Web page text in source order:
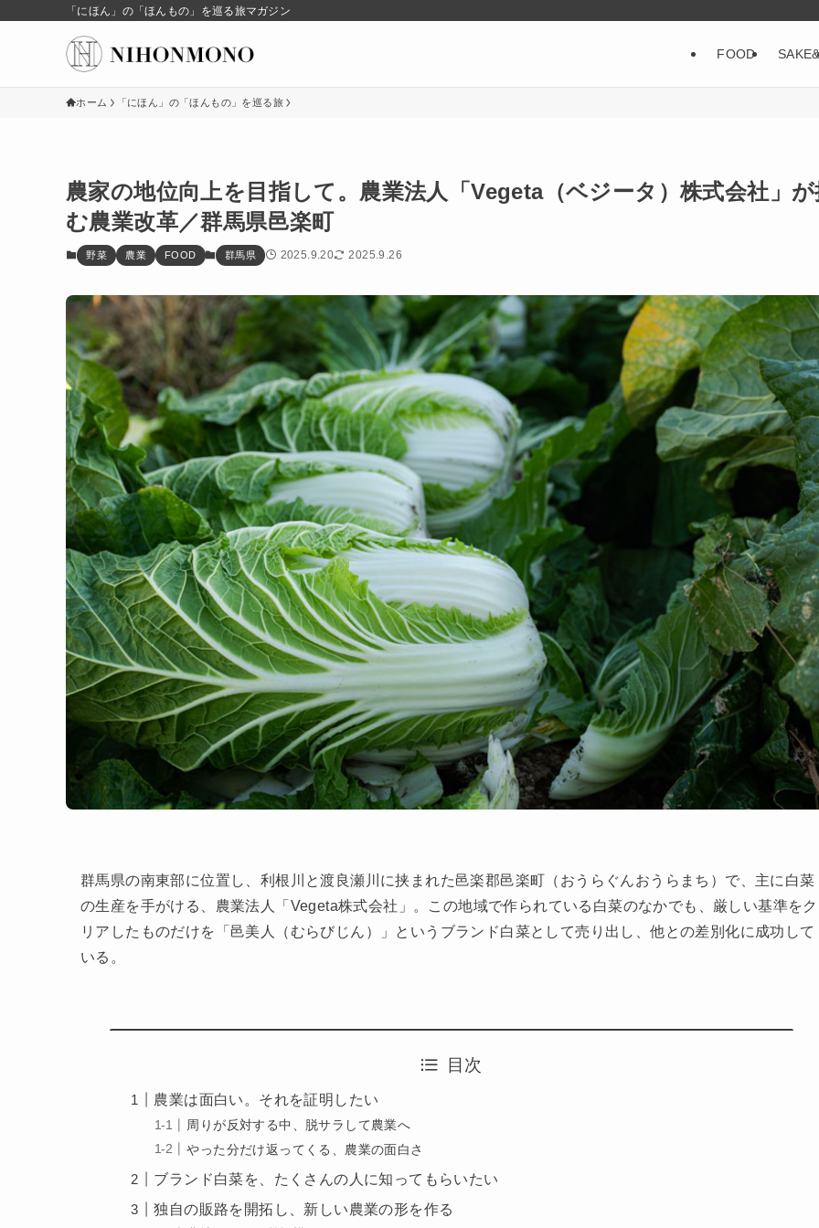
「にほん」の「ほんもの」を巡る旅マガジン
FOOD
ホーム 「にほん」の「ほんもの」を巡る旅
農家の地位向上を目指して。農業法人「Vegeta（ベジータ）株式会社」
む農業改革／群馬県邑楽町
野菜 農業 FOOD 群馬県 2025.9.20 2025.9.26
群馬県の南東部に位置し、利根川と渡良瀬川に挟まれた邑楽郡邑楽町（おうらぐんおうらまち）で、主に白菜
の生産を手がける、農業法人「Vegeta株式会社」。この地域で作られている白菜のなかでも、厳しい基準をク
リアしたものだけを「邑美人（むらびじん）」というブランド白菜として売り出し、他との差別化に成功して
いる。
目次
農業は面白い。それを証明したい
周りが反対する中、脱サラして農業へ
やった分だけ返ってくる、農業の面白さ
ブランド白菜を、たくさんの人に知ってもらいたい
独自の販路を開拓し、新しい農業の形を作る